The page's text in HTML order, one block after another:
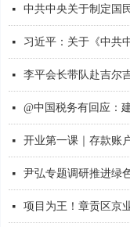
넷
넷
넷 李平会长带队赴吉尔
넷
넷
넷 尹弘专题调研推进绿
넷 项目为王！章贡区京